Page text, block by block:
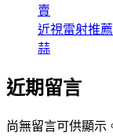
賣
近視雷射推
蒜
近期留言
尚無留言可供顯示